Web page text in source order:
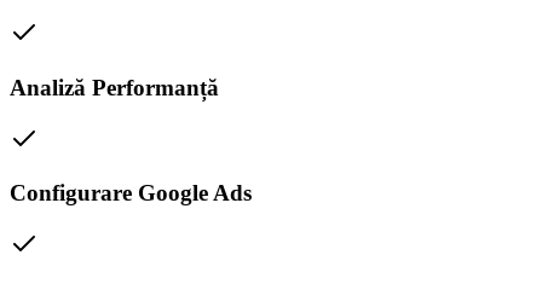
Analiză Performanță
Configurare Google Ads